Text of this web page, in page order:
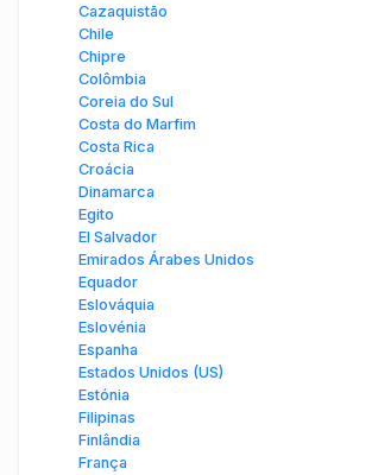
Cazaquistão
Chile
Chipre
Colômbia
Coreia do Sul
Costa do Marfim
Costa Rica
Croácia
Dinamarca
Egito
El Salvador
Emirados Árabes Unidos
Equador
Eslováquia
Eslovénia
Espanha
Estados Unidos (US)
Estónia
Filipinas
Finlândia
França